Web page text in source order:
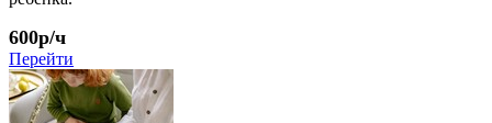
600р/ч
Перейти